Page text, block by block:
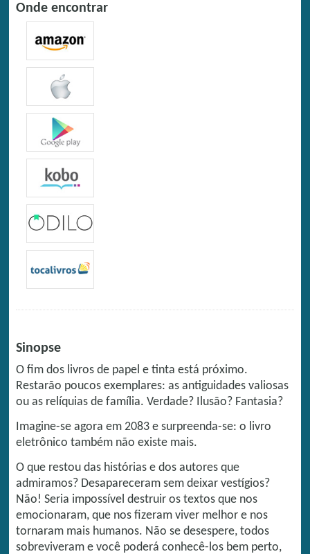
Onde encontrar
Sinopse
O fim dos livros de papel e tinta está próximo.
Restarão poucos exemplares: as antiguidades valiosas
ou as relíquias de família. Verdade? Ilusão? Fantasia?
Imagine-se agora em 2083 e surpreenda-se: o livro
eletrônico também não existe mais.
O que restou das histórias e dos autores que
admiramos? Desapareceram sem deixar vestígios?
Não! Seria impossível destruir os textos que nos
emocionaram, que nos fizeram viver melhor e nos
tornaram mais humanos. Não se desespere, todos
sobreviveram e você poderá conhecê-los bem perto,